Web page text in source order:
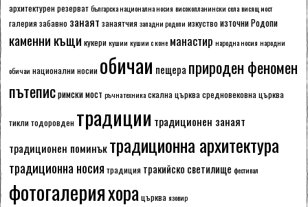
архитектурен резерват българска национална носия високопланински села висящ мост
галерия забавно занаят занаятчия западни родопи изкуство източни Родопи
каменни къщи кукери кушии кушии с коне манастир народна носия народни
обичаи национални носии обичаи пещера природен феномен
пътеписримски мост ръчна техника скална църквасредновековна църква
тикли тодоровден традиции традиционен занаят
традиционен поминъктрадиционна архитектура
традиционна носия традиция тракийско светилище фестивал
фотогалерияхора църква язовир